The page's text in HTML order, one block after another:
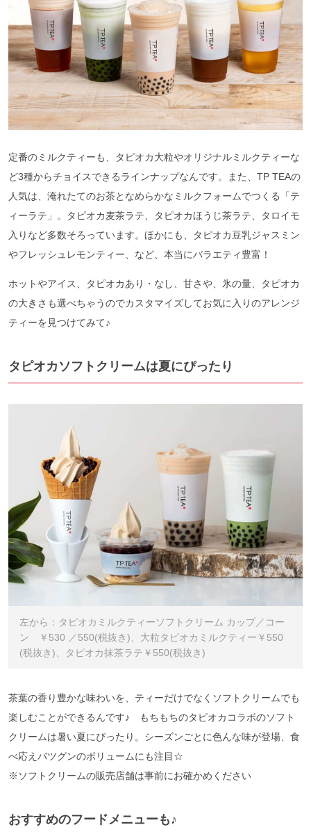
定番のミルクティーも、タピオカ大粒やオリジナルミルクティーな
ど3種からチョイスできるラインナップなんです。また、TP TEAの
人気は、淹れたてのお茶となめらかなミルクフォームでつくる「テ
ィーラテ」。タピオカ麦茶ラテ、タピオカほうじ茶ラテ、タロイモ
入りなど多数そろっています。ほかにも、タピオカ豆乳ジャスミン
やフレッシュレモンティー、など、本当にバラエティ豊富！
ホットやアイス、タピオカあり・なし、甘さや、氷の量、タピオカ
の大きさも選べちゃうのでカスタマイズしてお気に入りのアレンジ
ティーを見つけてみて♪
タピオカソフトクリームは夏にぴったり
左から：タピオカミルクティーソフトクリーム カップ／コー
ン ￥530 ／550(税抜き)、大粒タピオカミルクティー￥550
(税抜き)、タピオカ抹茶ラテ￥550(税抜き)
茶葉の香り豊かな味わいを、ティーだけでなくソフトクリームでも
楽しむことができるんです♪ もちもちのタピオカコラボのソフト
クリームは暑い夏にぴったり。シーズンごとに色んな味が登場、食
べ応えバツグンのボリュームにも注目☆
※ソフトクリームの販売店舗は事前にお確かめください
おすすめのフードメニューも♪